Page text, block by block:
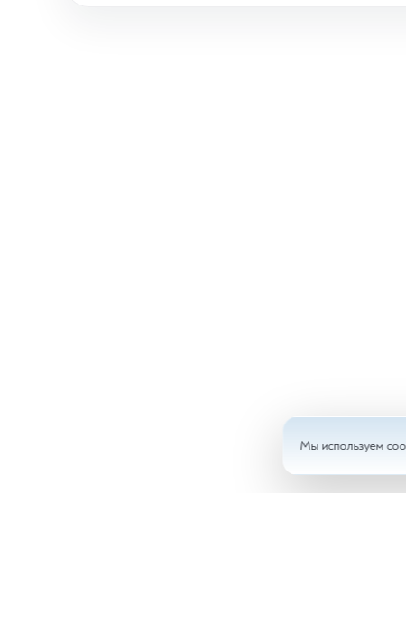
Мы используем